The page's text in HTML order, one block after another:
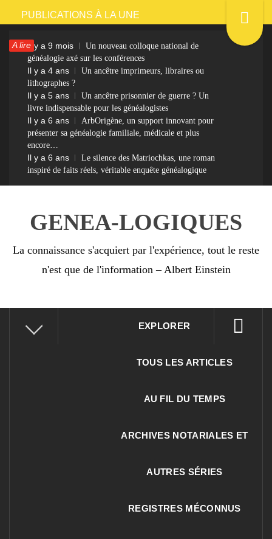
Passer
contenu
PUBLICATIONS À LA UNE
A lireIl y a 9 mois
Un nouveau colloque national de
généalogie axé sur les conférences
Il y a 4 ans
Un ancêtre imprimeurs, libraires ou
lithographes ?
Il y a 5 ans
Un ancêtre prisonnier de guerre ? Un
livre indispensable pour les généalogistes
Il y a 6 ans
ArbOrigène, un support innovant pour
présenter sa généalogie familiale, médicale et plus
encore…
Il y a 6 ans
Le silence des Matriochkas, une roman
inspiré de faits réels, véritable enquête généalogique
GENEA-LOGIQUES
La connaissance s'acquiert par l'expérience, tout le reste
n'est que de l'information – Albert Einstein
EXPLORER
TOUS LES ARTICLES
AU FIL DU TEMPS
ARCHIVES NOTARIALES ET
AUTRES SÉRIES
REGISTRES MÉCONNUS